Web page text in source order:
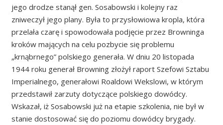
jego drodze stanął gen. Sosabowski i kolejny raz
zniweczył jego plany. Była to przysłowiowa kropla, która
przelała czarę i spowodowała podjęcie przez Browninga
kroków mających na celu pozbycie się problemu
„krnąbrnego” polskiego generała. W dniu 20 listopada
1944 roku generał Browning złożył raport Szefowi Sztabu
Imperialnego, generałowi Roaldowi Wekslowi, w którym
przedstawił zarzuty dotyczące polskiego dowódcy.
Wskazał, iż Sosabowski już na etapie szkolenia, nie był w
stanie dostosować się do poziomu dowódcy brygady.